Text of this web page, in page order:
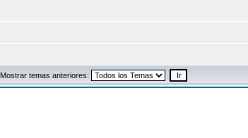
Mostrar temas anteriores: